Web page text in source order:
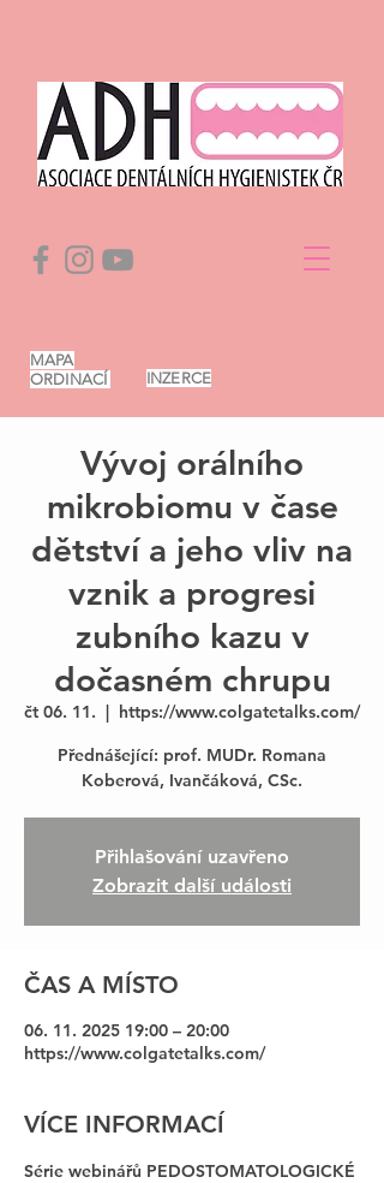
INZERCE
MAPA
ORDINACÍ
Vývoj orálního
mikrobiomu v čase
dětství a jeho vliv na
vznik a progresi
zubního kazu v
dočasném chrupu
čt 06. 11.
  |
https://www.colgatetalks.com/
Přednášející: prof. MUDr. Romana
Přihlašování uzavřeno
Zobrazit další události
ČAS A MÍSTO
06. 11. 2025 19:00 – 20:00
https://www.colgatetalks.com/
VÍCE INFORMACÍ
Série webinářů PEDOSTOMATOLOGICKÉ